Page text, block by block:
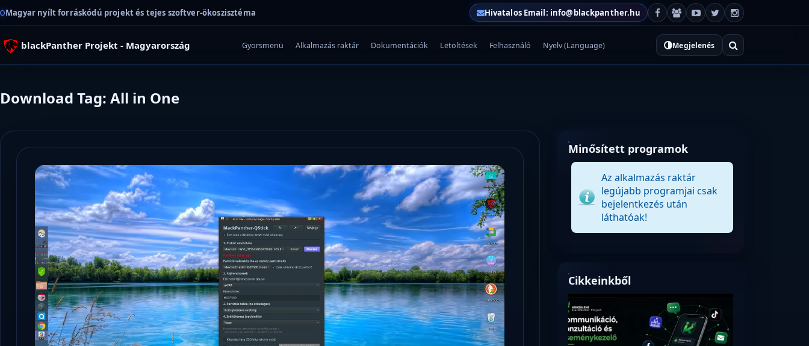
Magyar nyílt forráskódú projekt és tejes szoftver-ökoszisztéma Hivatalos Email: info@blackpanther.hu
blackPanther Projekt - Magyarország Gyorsmenü Alkalmazás raktár Dokumentációk Letöltések Felhasználó Nyelv (Language) Megjelenés
Download Tag: All in One
Minősített programok
Az alkalmazás raktár
legújabb programjai csak
bejelentkezés után
láthatóak!
Cikkeinkből